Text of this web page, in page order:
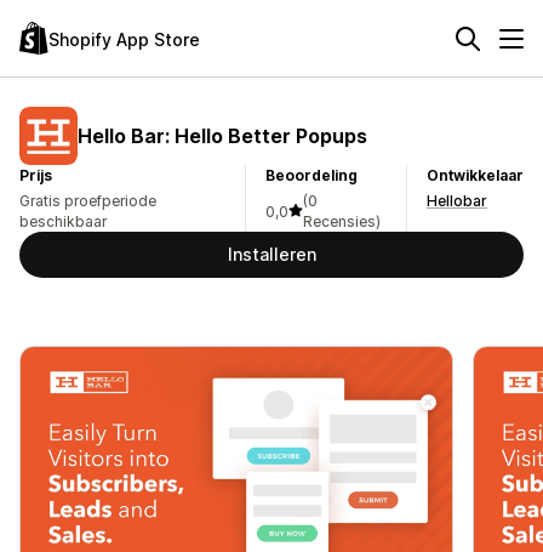
Shopify App Store
Hello Bar: Hello Better Popups
Prijs
Gratis proefperiode
beschikbaar
Beoordeling
0,0
(0
Recensies)
Ontwikkelaar
Hellobar
Installeren